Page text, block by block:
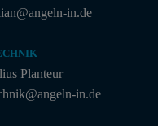
in.de
Planteur
in.de